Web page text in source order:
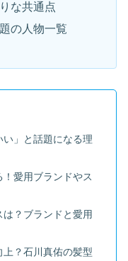
な共通点
の人物一覧
」と話題になる理
愛用ブランドやス
？ブランドと愛用
？石川真佑の髪型